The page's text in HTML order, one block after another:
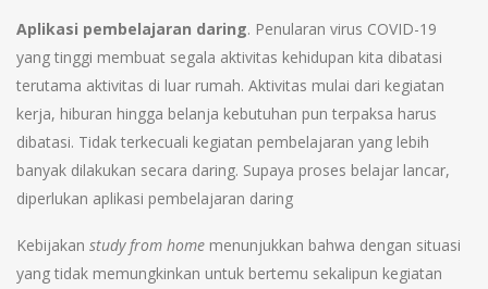
Aplikasi pembelajaran daring. Penularan virus COVID-19
yang tinggi membuat segala aktivitas kehidupan kita dibatasi
terutama aktivitas di luar rumah. Aktivitas mulai dari kegiatan
kerja, hiburan hingga belanja kebutuhan pun terpaksa harus
dibatasi. Tidak terkecuali kegiatan pembelajaran yang lebih
banyak dilakukan secara daring. Supaya proses belajar lancar,
diperlukan aplikasi pembelajaran daring
Kebijakan study from home menunjukkan bahwa dengan situasi
yang tidak memungkinkan untuk bertemu sekalipun kegiatan